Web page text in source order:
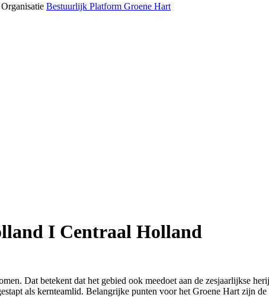
Organisatie Bestuurlijk Platform Groene Hart
I Centraal Holland
Dat betekent dat het gebied ook meedoet aan de zesjaarlijkse
als kernteamlid. Belangrijke punten voor het Groene Hart zijn